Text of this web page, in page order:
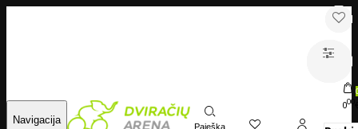
Navigacija
Paieška
000